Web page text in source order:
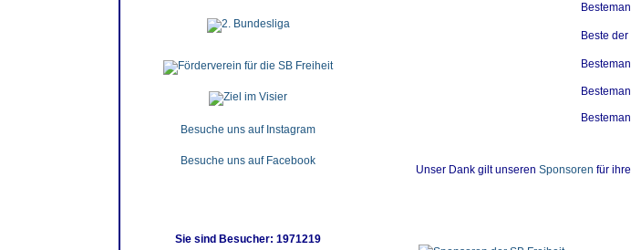
Besuche uns auf Instagram
Besuche uns auf Facebook
Sie sind Besucher: 1971219
Beste
Unser Dank gilt unseren Sponsoren für